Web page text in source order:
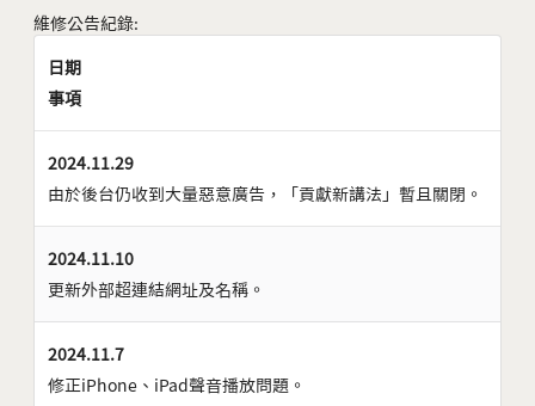
維修公告紀錄:
日期
事項
2024.11.29
由於後台仍收到大量惡意廣告，「貢獻新講法」暫且關閉。
2024.11.10
更新外部超連結網址及名稱。
2024.11.7
修正iPhone、iPad聲音播放問題。